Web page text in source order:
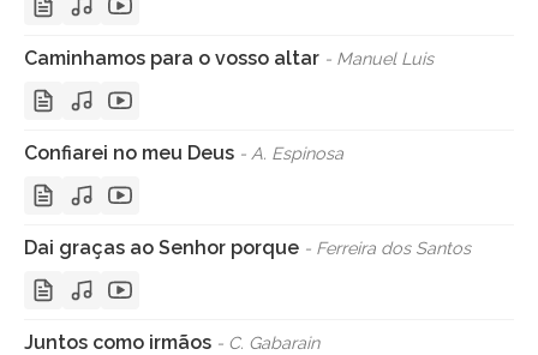
Caminhamos para o vosso altar - Manuel Luis
Confiarei no meu Deus - A. Espinosa
Dai graças ao Senhor porque - Ferreira dos Santos
Juntos como irmãos - C. Gabarain